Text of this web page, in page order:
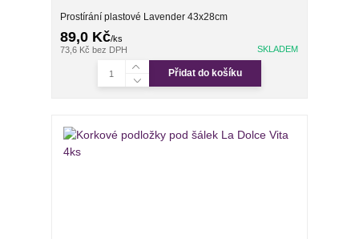
Prostírání plastové Lavender 43x28cm
89,0 Kč/ks
73,6 Kč bez DPH SKLADEM
Přidat do košíku